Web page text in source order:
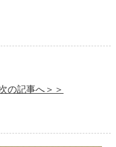
の記事へ＞＞